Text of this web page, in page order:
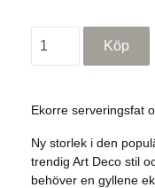
Ekorre serveringsfat
Ny storlek i den
trendig Art Deco stil
behöver en gyllene